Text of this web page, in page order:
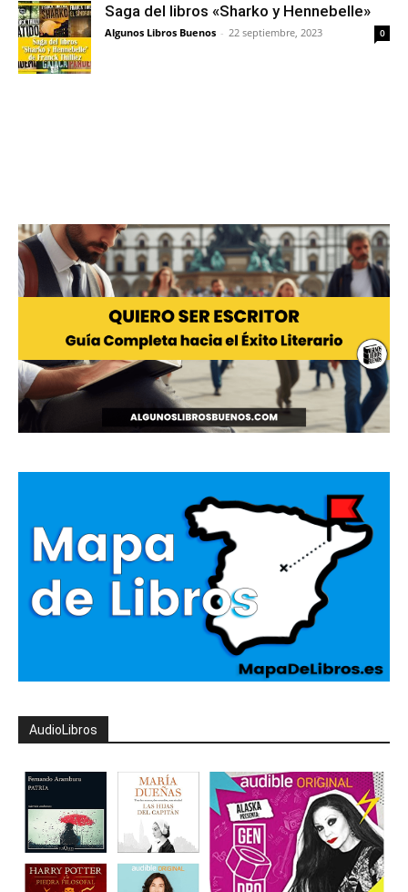
Saga del libros «Sharko y Hennebelle»
Algunos Libros Buenos - 22 septiembre, 2023 0
AudioLibros